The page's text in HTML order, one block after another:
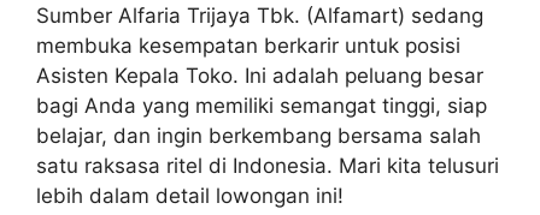
Sumber Alfaria Trijaya Tbk. (Alfamart) sedang
membuka kesempatan berkarir untuk posisi
Asisten Kepala Toko. Ini adalah peluang besar
bagi Anda yang memiliki semangat tinggi, siap
belajar, dan ingin berkembang bersama salah
satu raksasa ritel di Indonesia. Mari kita telusuri
lebih dalam detail lowongan ini!